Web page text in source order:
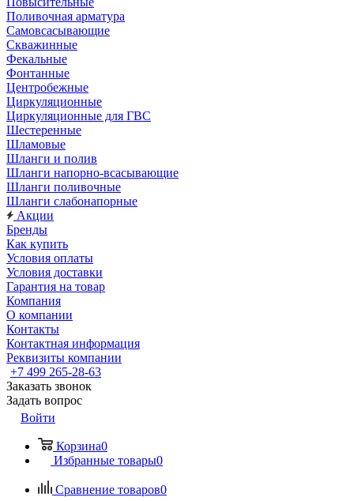
Поливочная арматура
Самовсасывающие
Скважинные
Фекальные
Фонтанные
Центробежные
Циркуляционные
Циркуляционные для ГВС
Шестеренные
Шламовые
Шланги и полив
Шланги напорно-всасывающие
Шланги поливочные
Шланги слабонапорные
Акции
Бренды
Как купить
Условия оплаты
Условия доставки
Гарантия на товар
Компания
О компании
Контакты
Контактная информация
Реквизиты компании
+7 499 265-28-63
Заказать звонок
Задать вопрос
Войти
Корзина0
Избранные товары0
Сравнение товаров0